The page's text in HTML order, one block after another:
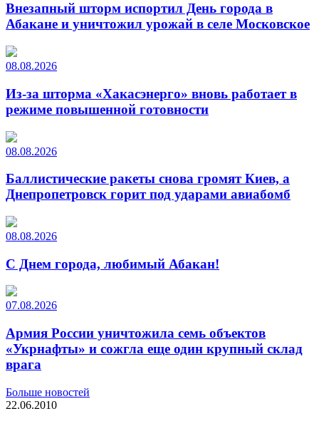
Внезапный шторм испортил День города в
Абакане и уничтожил урожай в селе Московское
08.08.2026
Из-за шторма «Хакасэнерго» вновь работает в
режиме повышенной готовности
08.08.2026
Баллистические ракеты снова громят Киев, а
Днепропетровск горит под ударами авиабомб
08.08.2026
С Днем города, любимый Абакан!
07.08.2026
Армия России уничтожила семь объектов
«Укрнафты» и сожгла еще один крупный склад
врага
Больше новостей
22.06.2010